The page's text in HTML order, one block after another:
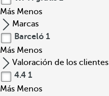
Más Menos
Marcas
Barceló 1
Más Menos
Valoración de los clientes
4.4 1
Más Menos